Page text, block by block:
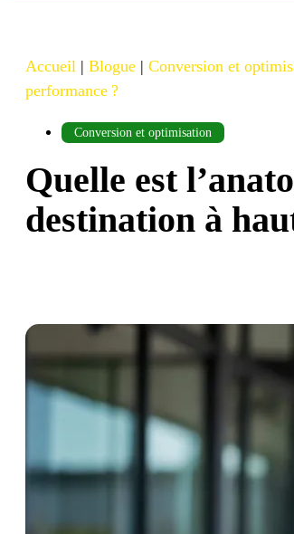
Accueil | Blogue | Conversion et
performance ?
Conversion et optimisation
Quelle est
destination à